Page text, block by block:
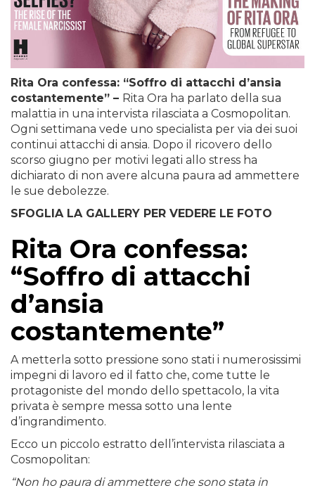
Rita Ora confessa: “Soffro di attacchi d’ansia
costantemente” – Rita Ora ha parlato della sua
malattia in una intervista rilasciata a Cosmopolitan.
Ogni settimana vede uno specialista per via dei suoi
continui attacchi di ansia. Dopo il ricovero dello
scorso giugno per motivi legati allo stress ha
dichiarato di non avere alcuna paura ad ammettere
le sue debolezze.
SFOGLIA LA GALLERY PER VEDERE LE FOTO
Rita Ora confessa:
“Soffro di attacchi
d’ansia
costantemente”
A metterla sotto pressione sono stati i numerosissimi
impegni di lavoro ed il fatto che, come tutte le
protagoniste del mondo dello spettacolo, la vita
privata è sempre messa sotto una lente
d’ingrandimento.
Ecco un piccolo estratto dell’intervista rilasciata a
Cosmopolitan:
“Non ho paura di ammettere che sono stata in